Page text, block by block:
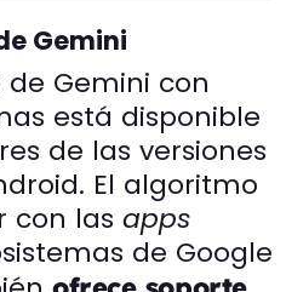
Gemini
Gemini con
está disponible
de las versiones
El algoritmo
con las apps
de Google